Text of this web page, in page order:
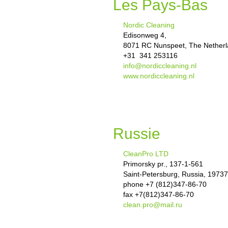
Les Pays-Bas
Nordic Cleaning
Edisonweg 4,
8071 RC Nunspeet, The
+31 341 253116
info@nordiccleaning.nl
www.nordiccleaning.nl
Russie
CleanPro LTD
Primorsky pr., 137-1-561
Saint-Petersburg, Russia,
phone +7 (812)347-86-70
fax +7(812)347-86-70
clean.pro@mail.ru